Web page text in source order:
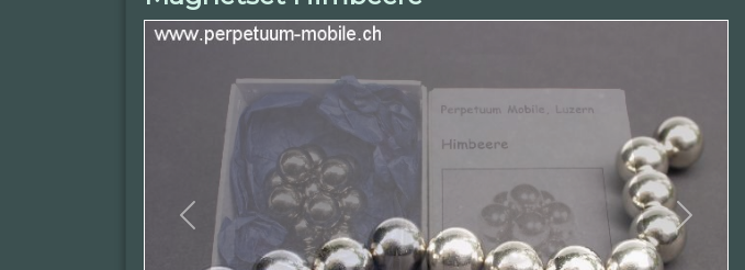
Previous Next